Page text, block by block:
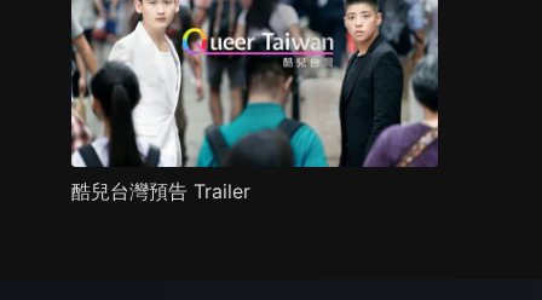
酷兒台灣預告 Trailer